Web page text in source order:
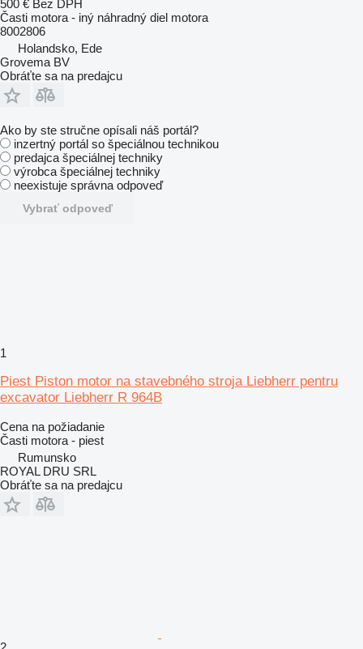
500 € Bez DPH
Časti motora - iný náhradný diel motora
8002806
Holandsko, Ede
Grovema BV
Obráťte sa na predajcu
Ako by ste stručne opísali náš portál?
inzertný portál so špeciálnou technikou
predajca špeciálnej techniky
výrobca špeciálnej techniky
neexistuje správna odpoveď
Vybrať odpoveď
1
Piest Piston motor na stavebného stroja Liebherr pentru
excavator Liebherr R 964B
Cena na požiadanie
Časti motora - piest
Rumunsko
ROYAL DRU SRL
Obráťte sa na predajcu